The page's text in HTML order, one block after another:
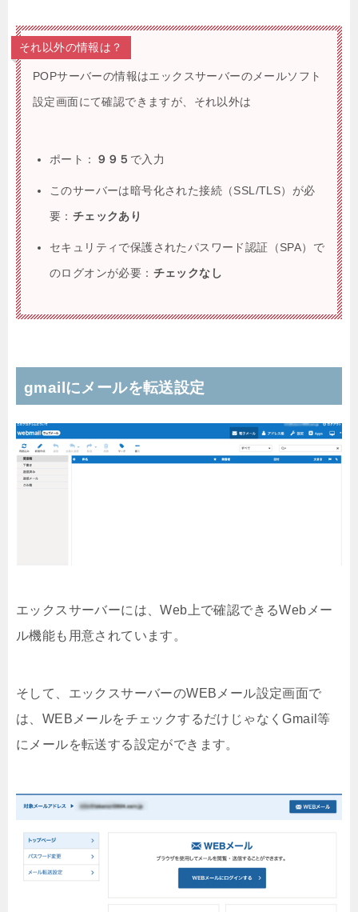
それ以外の情報は？
POPサーバーの情報はエックスサーバーのメールソフト
設定画面にて確認できますが、それ以外は
ポート： ９９５ で入力
このサーバーは暗号化された接続（SSL/TLS）が必
要： チェックあり
セキュリティで保護されたパスワード認証（SPA）で
のログオンが必要： チェックなし
gmailにメールを転送設定
エックスサーバーには、Web上で確認できるWebメー
ル機能も用意されています。
そして、エックスサーバーのWEBメール設定画面で
は、WEBメールをチェックするだけじゃなくGmail等
にメールを転送する設定ができます。